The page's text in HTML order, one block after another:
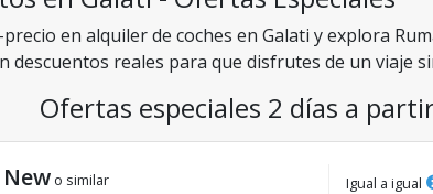
en alquiler de coches en Galati y explora
descuentos reales para que disfrutes de un viaje
Ofertas especiales 2 días a
o similar
Igual a igual